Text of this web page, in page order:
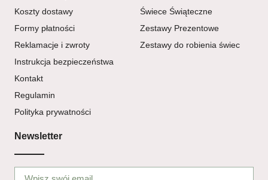
Koszty dostawy
Formy płatności
Reklamacje i zwroty
Instrukcja bezpieczeństwa
Kontakt
Regulamin
Polityka prywatności
Świece Świąteczne
Zestawy Prezentowe
Zestawy do robienia świec
Newsletter